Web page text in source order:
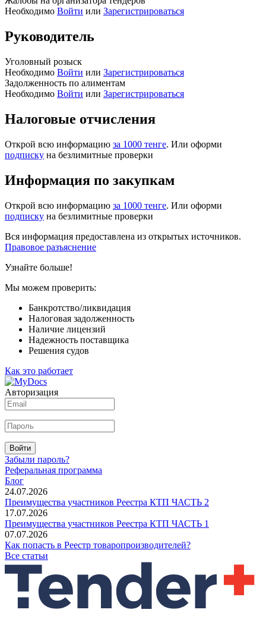
Необходимо Войти или Зарегистрироваться
Руководитель
Уголовный розыск
Необходимо Войти или Зарегистрироваться
Задолженность по алиментам
Необходимо Войти или Зарегистрироваться
Налоговые отчисления
Открой всю информацию за 1000 тенге. Или оформи
подписку на безлимитные проверки
Информация по закупкам
Открой всю информацию за 1000 тенге. Или оформи
подписку на безлимитные проверки
Вся информация предоставлена из открытых источников.
Правовое разъяснение
Узнайте больше!
Мы можем проверить:
Банкротство/ликвидация
Налоговая задолженность
Наличие лицензий
Надежность поставщика
Решения судов
Как это работает
Авторизация
Войти
Забыли пароль?
Реферальная программа
Блог
24.07.2026
Преимущества участников Реестра КТП ЧАСТЬ 2
17.07.2026
Преимущества участников Реестра КТП ЧАСТЬ 1
07.07.2026
Как попасть в Реестр товаропроизводителей?
Все статьи